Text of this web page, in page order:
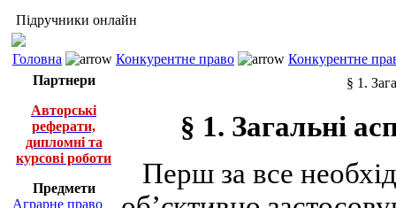
Підручники онлайн
Головна Конкурентне право
Конкурентне
Партнери
Авторські
реферати,
дипломні та
курсові роботи
Предмети
Аграрне право
§ 1.
§ 1. Загальні
Перш за все